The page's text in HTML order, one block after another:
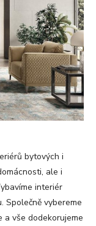
bytových i
ale i
interiér
Společně vybereme
a vše dodekorujeme